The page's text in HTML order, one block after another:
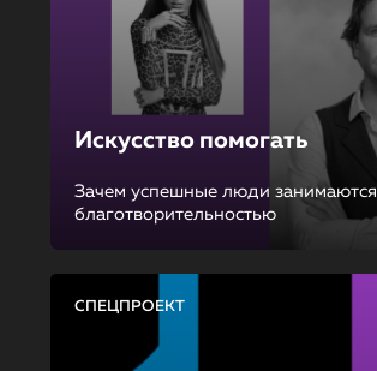
Искусство помогать
Зачем успешные люди занимаются
благотворительностью
СПЕЦПРОЕКТ